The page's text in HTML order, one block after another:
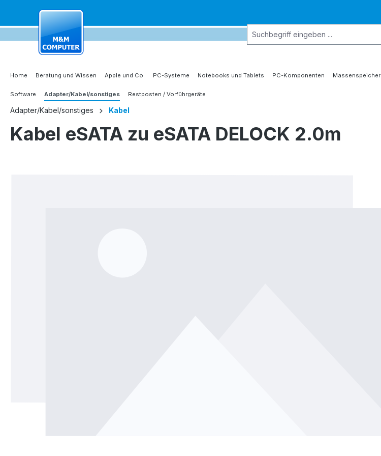
Zur Hauptnavigation springen
Home Beratung und Wissen Apple und Co. PC-Systeme Notebooks und Tablets PC-Komponenten Massenspeicher
Software Adapter/Kabel/sonstiges Restposten / Vorführgeräte
Adapter/Kabel/sonstiges Kabel
Kabel eSATA zu eSATA DELOCK 2.0m